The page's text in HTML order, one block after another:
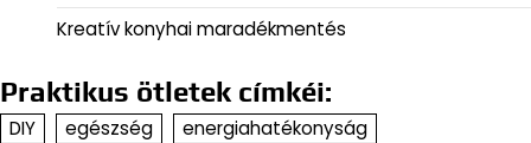
Kreatív konyhai maradékmentés
Praktikus ötletek címkéi:
DIY egészség
energiahatékonyság